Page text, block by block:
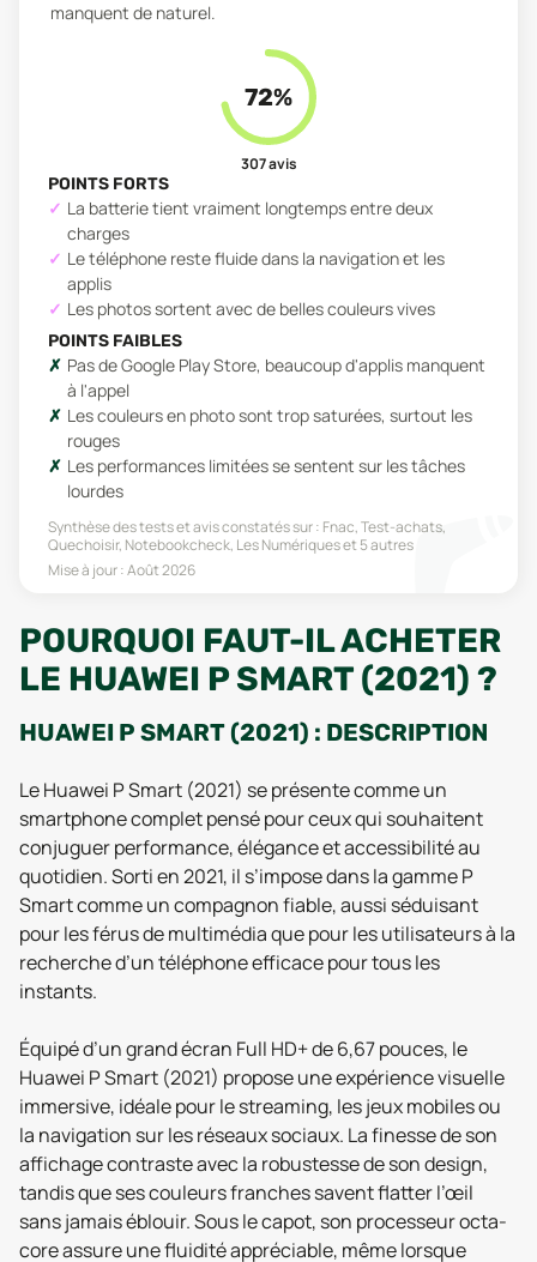
manquent de naturel.
72%
307avis
POINTS FORTS
La batterie tient vraiment longtemps entre deux
charges
Le téléphone reste fluide dans la navigation et les
applis
Les photos sortent avec de belles couleurs vives
POINTS FAIBLES
Pas de Google Play Store, beaucoup d'applis manquent
à l'appel
Les couleurs en photo sont trop saturées, surtout les
rouges
Les performances limitées se sentent sur les tâches
lourdes
Synthèse des tests et avis constatés sur : Fnac, Test-achats,
Quechoisir, Notebookcheck, Les Numériqueset 5 autres
Mise à jour :Août 2026
POURQUOI FAUT-IL ACHETER
LE HUAWEI P SMART (2021) ?
HUAWEI P SMART (2021) : DESCRIPTION
Le Huawei P Smart (2021) se présente comme un
smartphone complet pensé pour ceux qui souhaitent
conjuguer performance, élégance et accessibilité au
quotidien. Sorti en 2021, il s’impose dans la gamme P
Smart comme un compagnon fiable, aussi séduisant
pour les férus de multimédia que pour les utilisateurs à la
recherche d’un téléphone efficace pour tous les
instants.
Équipé d’un grand écran Full HD+ de 6,67 pouces, le
Huawei P Smart (2021) propose une expérience visuelle
immersive, idéale pour le streaming, les jeux mobiles ou
la navigation sur les réseaux sociaux. La finesse de son
affichage contraste avec la robustesse de son design,
tandis que ses couleurs franches savent flatter l’œil
sans jamais éblouir. Sous le capot, son processeur octa-
core assure une fluidité appréciable, même lorsque